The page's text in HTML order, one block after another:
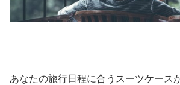
あなたの旅行日程に合うスーツケース